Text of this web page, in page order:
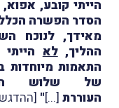
הייתי קובע, אפוא,
הסדר הפשרה
מאידך, לנוכח
ההליך,לאהייתי
התאמות מיוחדות
של שלוש
העוררת [...]
"